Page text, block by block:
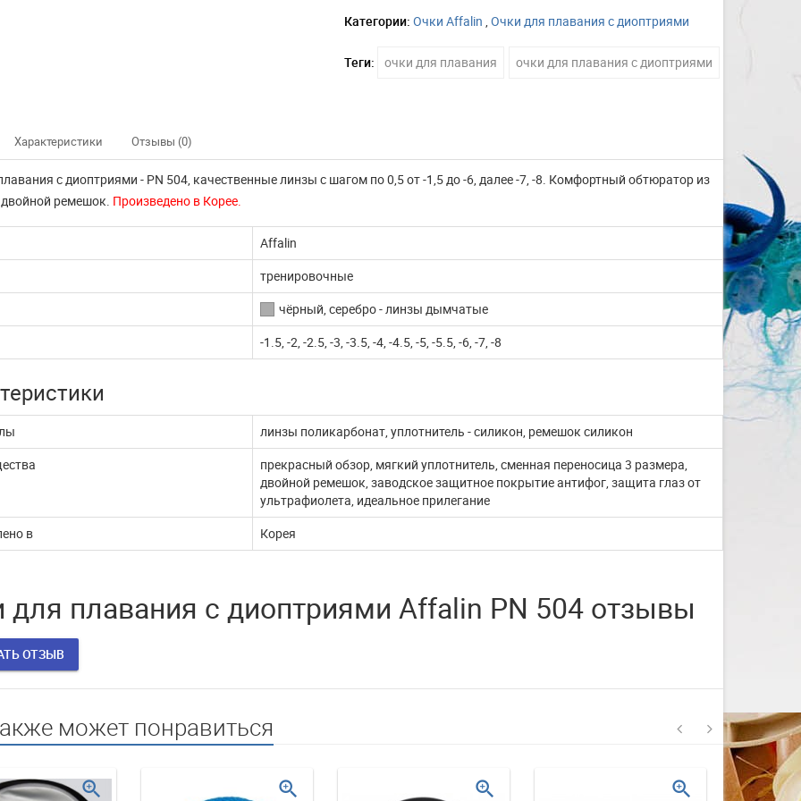
не доступны
через ЮКассу
покупатели! В связи с
работает
В эти сложные дни, наш интернет
магазин продолжает работать. Мы с
удовольствием выпол...
ЧИТАТЬ ДАЛЬШЕ
со с...
Изготовление на заказ шапочек для
плавания со своим логотипом или
рисунком. ...
Категории: Очки Affalin ,Очки для плавания с диоптриями
Теги: очки для плавания очки для плавания с диоптриями
Характеристики Отзывы (0)
с диоптриями - PN 504, качественные линзы с шагом по 0,5 от -1,5 до -6, далее -7, -8. Комфортный обтюратор из
ремешок. Произведено в Корее.
Affalin
тренировочные
чёрный, серебро - линзы дымчатые
-1.5, -2, -2.5, -3, -3.5, -4, -4.5, -5, -5.5, -6, -7, -8
линзы поликарбонат, уплотнитель - силикон, ремешок силикон
прекрасный обзор, мягкий уплотнитель, сменная переносица 3 размера,
двойной ремешок, заводское защитное покрытие антифог, защита глаз от
ультрафиолета, идеальное прилегание
в
Корея
для плавания с диоптриями Affalin PN 504 отзывы
ОТЗЫВ
может понравиться
zoom_in zoom_in zoom_in zoom_in